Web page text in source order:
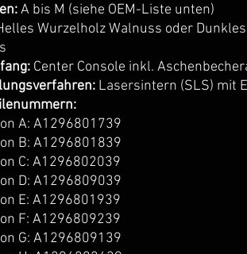
A bis M (siehe OEM-Liste unten)
Wurzelholz Walnuss oder
Center Console inkl.
Lasersintern (SLS) mit
A: A1296801739
B: A1296801839
C: A1296802039
D: A1296809039
E: A1296801939
F: A1296809239
G: A1296809139